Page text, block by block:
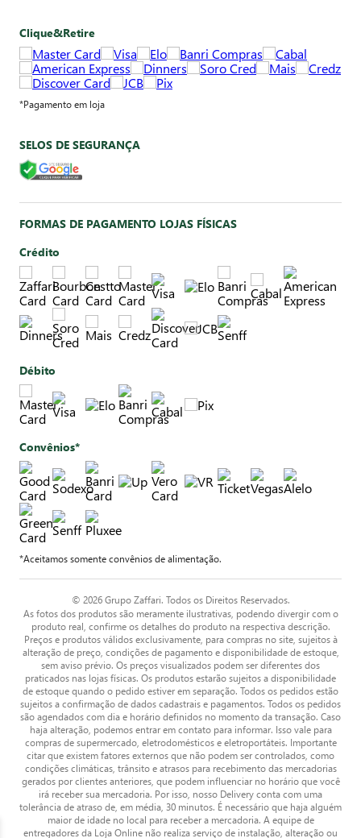
Clique&Retire
*Pagamento em loja
SELOS DE SEGURANÇA
FORMAS DE PAGAMENTO LOJAS FÍSICAS
Crédito
Débito
Convênios*
*Aceitamos somente convênios de alimentação.
© 2026 Grupo Zaffari. Todos os Direitos Reservados.
As fotos dos produtos são meramente ilustrativas, podendo divergir com o
produto real, confirme os detalhes do produto na respectiva descrição.
Preços e produtos válidos exclusivamente, para compras no site, sujeitos à
alteração de preço, condições de pagamento e disponibilidade de estoque,
sem aviso prévio. Os preços visualizados podem ser diferentes dos
praticados nas lojas físicas. Os produtos estarão sujeitos a disponibilidade
de estoque quando o pedido estiver em separação. Todos os pedidos estão
sujeitos a confirmação de dados cadastrais e pagamentos. Todos os pedidos
são agendados com dia e horário definidos no momento da transação. Caso
haja alteração, podemos entrar em contato para informar. Isso vale para
compras de supermercado, eletrodomésticos e eletroportáteis. Importante
citar que existem fatores externos que não podem ser controlados, como
condições climáticas, trânsito e atrasos para recebimento das mercadorias
gerados por clientes anteriores, que podem influenciar no horário que você
irá receber sua mercadoria. Por isso, nosso Delivery conta com uma
tolerância de atraso de, em média, 30 minutos. É necessário que haja alguém
maior de idade no local para receber a mercadoria. A equipe de
entregadores da Loja Online não realiza serviço de instalação, alteração ou